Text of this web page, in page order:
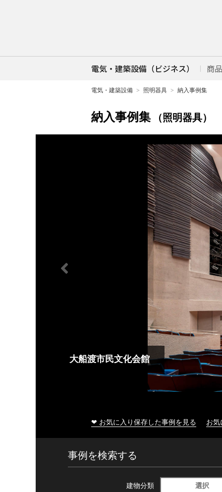
電気・建築設備（ビジネス） 商
電気・建築設備 照明器具 納入事例集
納入事例集 （照明器具）
大船渡市民文化会館
❤ お気に入り保存した事例を見る お
事例を検索する
建物分類 選択